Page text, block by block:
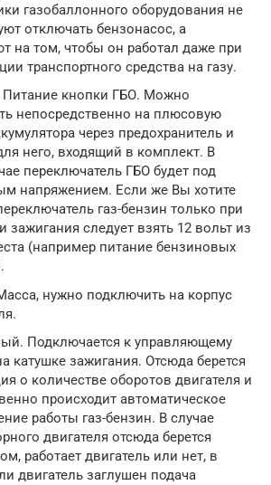
газобаллонного оборудования не
отключать бензонасос, а
на том, чтобы он работал даже при
транспортного средства на газу.
кнопки ГБО. Можно
непосредственно на плюсовую
через предохранитель и
него, входящий в комплект. В
переключатель ГБО будет под
напряжением. Если же Вы хотите
газ-бензин только при
зажигания следует взять 12 вольт из
(например питание бензиновых
нужно подключить на корпус
Подключается к управляющему
катушке зажигания. Отсюда берется
о количестве оборотов двигателя и
происходит автоматическое
работы газ-бензин. В случае
двигателя отсюда берется
работает двигатель или нет, в
двигатель заглушен подача